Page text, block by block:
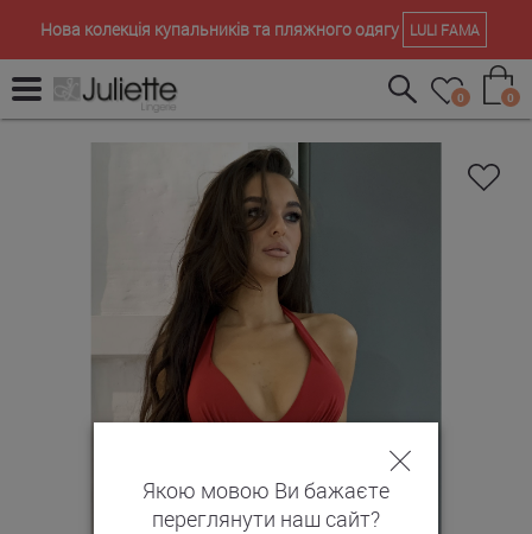
Нова колекція купальників та пляжного одягу LULI FAMA
0 0
Якою мовою Ви бажаєте
переглянути наш сайт?